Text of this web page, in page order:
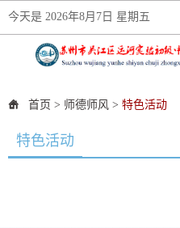
今天是 2026年8月7日 星期五
首页 > 师德师风 > 特色活动
特色活动